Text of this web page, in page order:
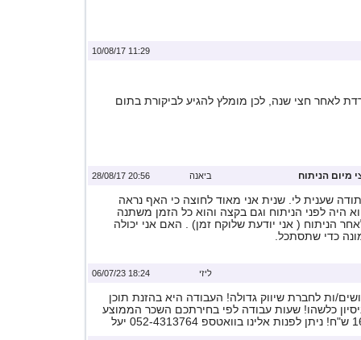
11:29 10/08/17
לאחר חצי שנה, לכן מומלץ להגיע לביקורת בתום
20:56 28/08/17 ביאנה מיום הניתוח
שענית לי. שנית אני מאוד לחוצה כי האף נראה
היה לפני הניתוח וגם בקצה והוא כל הזמן משתנה
הניתוח ( אני יודעת שלוקח זמן) . האם אני יכולה
כדי שתסתכל.
18:24 06/07/23 ליזי
ות לחברת שיווק גדולה! העבודה היא בהזנת תוכן
כלשהו! שעות עבודה לפי בחירתכם השכר הממוצע